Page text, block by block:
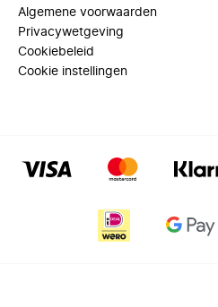
Algemene voorwaarden
Privacywetgeving
Cookiebeleid
Cookie instellingen